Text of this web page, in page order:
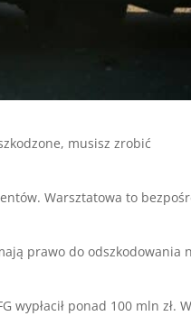
musisz zrobić
Warsztatowa to
prawo do odszkodowania
wypłacił ponad 100 mln zł.